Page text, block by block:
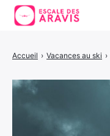
Accueil › Vacances au ski ›
Vacances en Espagne